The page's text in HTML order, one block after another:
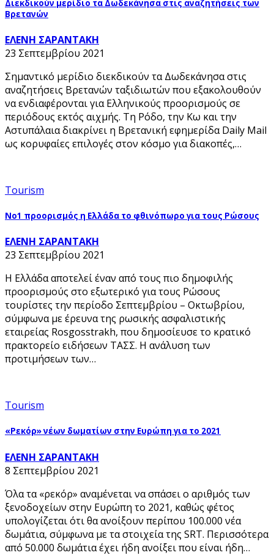
Διεκδικούν μερίδιο τα Δωδεκάνησα στις αναζητήσεις των
Βρετανών
ΕΛΕΝΗ ΣΑΡΑΝΤΑΚΗ
23 Σεπτεμβρίου 2021
Σημαντικό μερίδιο διεκδικούν τα Δωδεκάνησα στις
αναζητήσεις Βρετανών ταξιδιωτών που εξακολουθούν
να ενδιαφέρονται για Ελληνικούς προορισμούς σε
περιόδους εκτός αιχμής. Τη Ρόδο, την Κω και την
Αστυπάλαια διακρίνει η Βρετανική εφημερίδα Daily Mail
ως κορυφαίες επιλογές στον κόσμο για διακοπές,…
Tourism
Νο1 προορισμός η Ελλάδα το φθινόπωρο για τους Ρώσους
ΕΛΕΝΗ ΣΑΡΑΝΤΑΚΗ
23 Σεπτεμβρίου 2021
Η Ελλάδα αποτελεί έναν από τους πιο δημοφιλής
προορισμούς στο εξωτερικό για τους Ρώσους
τουρίστες την περίοδο Σεπτεμβρίου – Οκτωβρίου,
σύμφωνα με έρευνα της ρωσικής ασφαλιστικής
εταιρείας Rosgosstrakh, που δημοσίευσε το κρατικό
πρακτορείο ειδήσεων ΤΑΣΣ. Η ανάλυση των
προτιμήσεων των…
Tourism
«Ρεκόρ» νέων δωματίων στην Ευρώπη για το 2021
ΕΛΕΝΗ ΣΑΡΑΝΤΑΚΗ
8 Σεπτεμβρίου 2021
Όλα τα «ρεκόρ» αναμένεται να σπάσει ο αριθμός των
ξενοδοχείων στην Ευρώπη το 2021, καθώς φέτος
υπολογίζεται ότι θα ανοίξουν περίπου 100.000 νέα
δωμάτια, σύμφωνα με τα στοιχεία της SRT. Περισσότερα
από 50.000 δωμάτια έχει ήδη ανοίξει που είναι ήδη…